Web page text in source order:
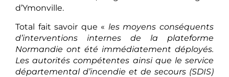
d’Ymonville.
Total fait savoir que « les moyens conséquents
d’interventions internes de la plateforme
Normandie ont été immédiatement déployés.
Les autorités compétentes ainsi que le service
départemental d’incendie et de secours (SDIS)